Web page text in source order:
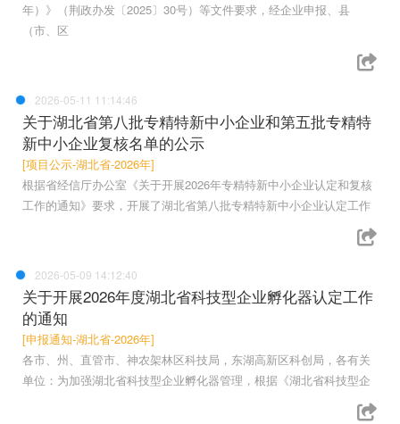
年）》（荆政办发〔2025〕30号）等文件要求，经企业申报、县
（市、区
2026-05-11 11:14:46
关于湖北省第八批专精特新中小企业和第五批专精特
新中小企业复核名单的公示
[项目公示-湖北省-2026年]
根据省经信厅办公室《关于开展2026年专精特新中小企业认定和复核
工作的通知》要求，开展了湖北省第八批专精特新中小企业认定工作
2026-05-09 14:12:40
关于开展2026年度湖北省科技型企业孵化器认定工作
的通知
[申报通知-湖北省-2026年]
各市、州、直管市、神农架林区科技局，东湖高新区科创局，各有关
单位：为加强湖北省科技型企业孵化器管理，根据《湖北省科技型企